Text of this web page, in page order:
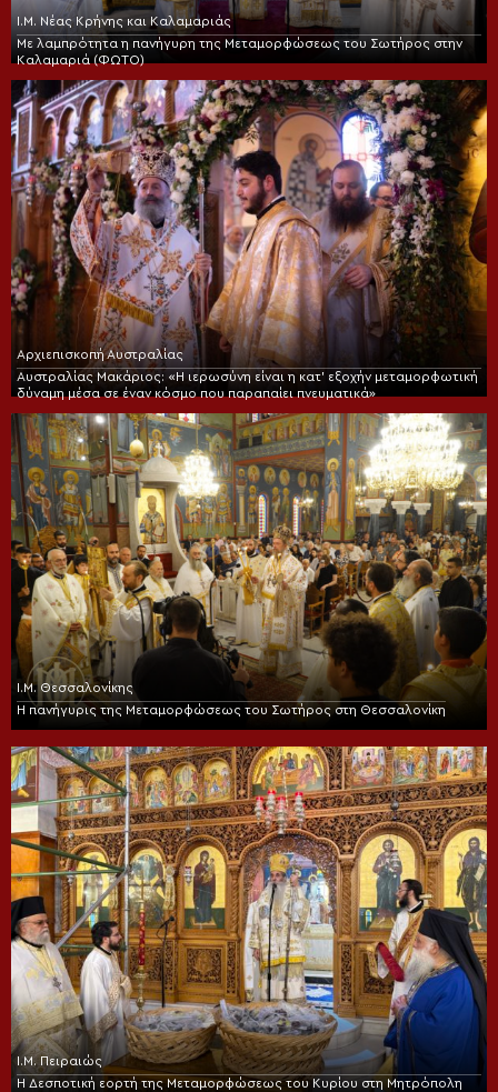
Ι.Μ. Νέας Κρήνης και Καλαμαριάς
Με λαμπρότητα η πανήγυρη της Μεταμορφώσεως του Σωτήρος στην
Καλαμαριά (ΦΩΤΟ)
Αρχιεπισκοπή Αυστραλίας
Αυστραλίας Μακάριος: «Η ιερωσύνη είναι η κατ’ εξοχήν μεταμορφωτική
δύναμη μέσα σε έναν κόσμο που παραπαίει πνευματικά»
Ι.Μ. Θεσσαλονίκης
Η πανήγυρις της Μεταμορφώσεως του Σωτήρος στη Θεσσαλονίκη
Ι.Μ. Πειραιώς
Η Δεσποτική εορτή της Μεταμορφώσεως του Κυρίου στη Μητρόπολη